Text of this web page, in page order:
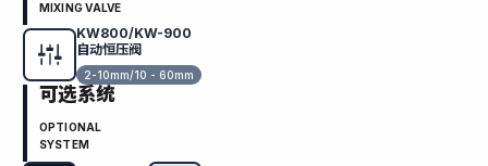
MIXING VALVE
KW800/KW-900
自动恒压阀
2-10mm/10 - 60mm
可选系统
OPTIONAL
SYSTEM